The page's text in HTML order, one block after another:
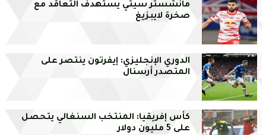
مانشستر سيتي يستهدف التعاقد مع
صخرة لايبزيغ
الدوري الإنجليزي: إيفرتون ينتصر على
المتصدر أرسنال
كأس إفريقيا: المنتخب السنغالي يتحصل
على 5 مليون دولار